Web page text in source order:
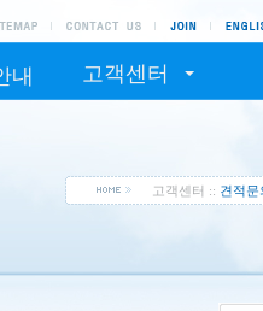
내 고객센터
고객센터 :: 견적문